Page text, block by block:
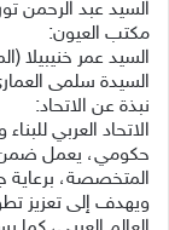
السيد عبد الرحمن
مكتب العيون:
السيد عمر خنيبيلا
السيدة سلمى
نبذة عن الاتحاد:
الاتحاد العربي
حكومي، يعمل ضمن
المتخصصة، برعاية
ويهدف إلى تعزيز